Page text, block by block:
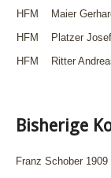
HFM Maier
HFM Platzer
HFM Ritter
Bisherige
Franz Schober 1909